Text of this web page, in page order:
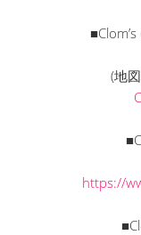
(地
https://